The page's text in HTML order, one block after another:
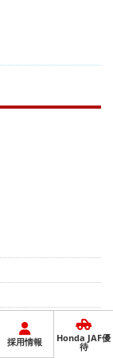
採用情報 Honda JAF優
待